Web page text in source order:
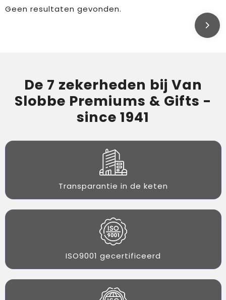
Geen resultaten gevonden.
De 7 zekerheden bij Van
Slobbe Premiums & Gifts -
since 1941
Transparantie in de keten
ISO9001 gecertificeerd